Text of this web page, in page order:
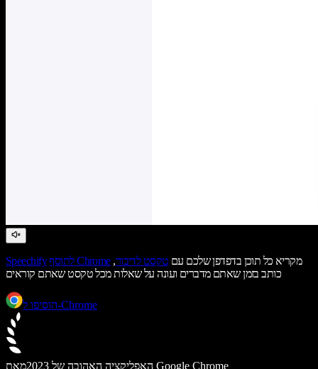
Speechify לתוסף Chrome מקריא כל תוכן בדפדפן שלכם עם טקסט לדיבור,
כותב בזמן שאתם מדברים ועונה על שאלות מכל טקסט שאתם קוראים
הוסיפו ל-Chrome
האפליקציה האהובה של 2023 מאת Google Chrome